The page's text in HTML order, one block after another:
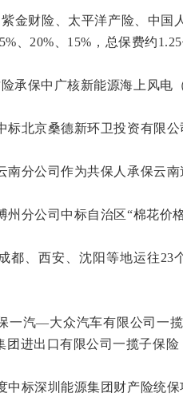
金财险、太平洋产险、中国
、20%、15%，总保费约
承保中广核新能源海上风电
标北京桑德新环卫投资有限
分公司作为共保人承保云
分公司中标自治区“棉花价
都、西安、沈阳等地运往23
一汽—大众汽车有限公司一
团进出口有限公司一揽子保
标深圳能源集团财产险统